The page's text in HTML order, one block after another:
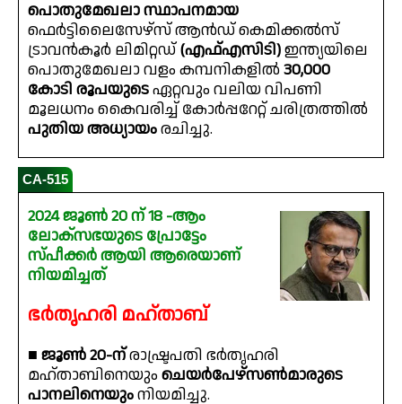
പൊതുമേഖലാ സ്ഥാപനമായ
ഫെർട്ടിലൈസേഴ്സ് ആൻഡ് കെമിക്കൽസ്
ട്രാവൻകൂർ ലിമിറ്റഡ്(എഫ്എസിടി)ഇന്ത്യയിലെ
പൊതുമേഖലാ വളം കമ്പനികളിൽ 30,000
കോടി രൂപയുടെഏറ്റവും വലിയ വിപണി
മൂലധനം കൈവരിച്ച് കോർപ്പറേറ്റ് ചരിത്രത്തിൽ
പുതിയ അധ്യായംരചിച്ചു.
CA-515
2024 ജൂൺ 20 ന് 18 -ആം
ലോക്‌സഭയുടെ പ്രോട്ടേം
സ്പീക്കർ ആയി ആരെയാണ്
നിയമിച്ചത്
ഭർതൃഹരി മഹ്താബ്
■ ജൂൺ 20-ന്രാഷ്ട്രപതി ഭർതൃഹരി
മഹ്താബിനെയും ചെയർപേഴ്‌സൺമാരുടെ
പാനലിനെയുംനിയമിച്ചു.